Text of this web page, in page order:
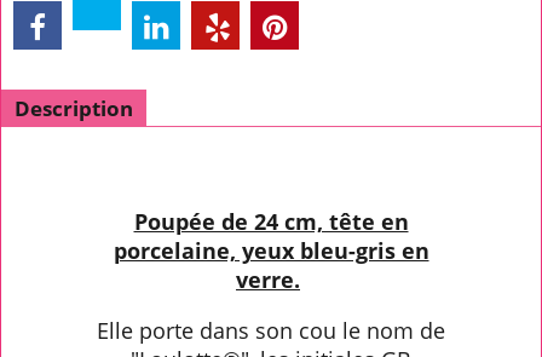
Description
Poupée de 24 cm, tête en
porcelaine, yeux bleu-gris en
verre.
Elle porte dans son cou le nom de